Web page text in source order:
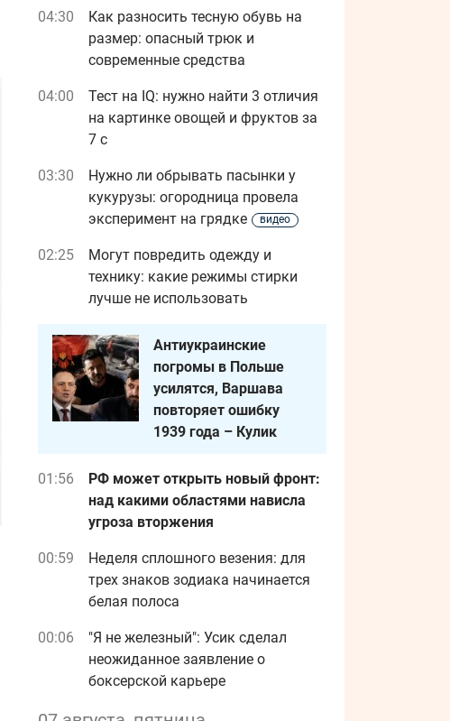
04:30
Как разносить тесную обувь на
размер: опасный трюк и
современные средства
04:00
Тест на IQ: нужно найти 3 отличия
на картинке овощей и фруктов за
7 с
03:30
Нужно ли обрывать пасынки у
кукурузы: огородница провела
эксперимент на грядке
видео
02:25
Могут повредить одежду и
технику: какие режимы стирки
лучше не использовать
Антиукраинские
погромы в Польше
усилятся, Варшава
повторяет ошибку
1939 года – Кулик
01:56
РФ может открыть новый фронт:
над какими областями нависла
угроза вторжения
00:59
Неделя сплошного везения: для
трех знаков зодиака начинается
белая полоса
00:06
"Я не железный": Усик сделал
неожиданное заявление о
боксерской карьере